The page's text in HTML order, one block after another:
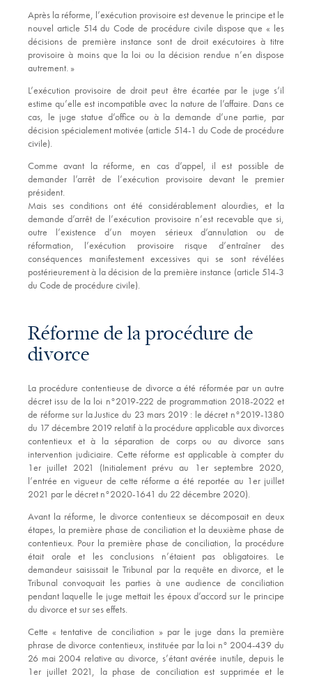
Après la réforme, l’exécution provisoire est devenue le principe et le
nouvel article 514 du Code de procédure civile dispose que « les
décisions de première instance sont de droit exécutoires à titre
provisoire à moins que la loi ou la décision rendue n’en dispose
autrement. »
L’exécution provisoire de droit peut être écartée par le juge s’il
estime qu’elle est incompatible avec la nature de l’affaire. Dans ce
cas, le juge statue d’office ou à la demande d’une partie, par
décision spécialement motivée (article 514-1 du Code de procédure
civile).
Comme avant la réforme, en cas d’appel, il est possible de
demander l’arrêt de l’exécution provisoire devant le premier
président.
Mais ses conditions ont été considérablement alourdies, et la
demande d’arrêt de l’exécution provisoire n’est recevable que si,
outre l’existence d’un moyen sérieux d’annulation ou de
réformation, l’exécution provisoire risque d’entraîner des
conséquences manifestement excessives qui se sont révélées
postérieurement à la décision de la première instance (article 514-3
du Code de procédure civile).
Réforme de la procédure de
divorce
La procédure contentieuse de divorce a été réformée par un autre
décret issu de la loi n°2019-222 de programmation 2018-2022 et
de réforme sur la Justice du 23 mars 2019 : le décret n°2019-1380
du 17 décembre 2019 relatif à la procédure applicable aux divorces
contentieux et à la séparation de corps ou au divorce sans
intervention judiciaire. Cette réforme est applicable à compter du
1er juillet 2021 (Initialement prévu au 1er septembre 2020,
l’entrée en vigueur de cette réforme a été reportée au 1er juillet
2021 par le décret n°2020-1641 du 22 décembre 2020).
Avant la réforme, le divorce contentieux se décomposait en deux
étapes, la première phase de conciliation et la deuxième phase de
contentieux. Pour la première phase de conciliation, la procédure
était orale et les conclusions n’étaient pas obligatoires. Le
demandeur saisissait le Tribunal par la requête en divorce, et le
Tribunal convoquait les parties à une audience de conciliation
pendant laquelle le juge mettait les époux d’accord sur le principe
du divorce et sur ses effets.
Cette « tentative de conciliation » par le juge dans la première
phrase de divorce contentieux, instituée par la loi n° 2004-439 du
26 mai 2004 relative au divorce, s’étant avérée inutile, depuis le
1er juillet 2021, la phase de conciliation est supprimée et le